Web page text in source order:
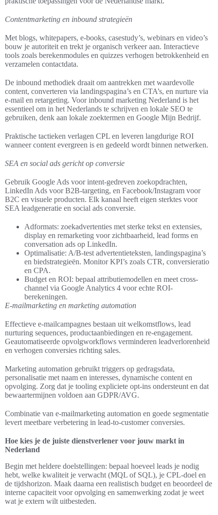
Contentmarketing en inbound strategieën
Met blogs, whitepapers, e-books, casestudy’s, webinars en video’s
bouw je autoriteit en trekt je organisch verkeer aan. Interactieve
tools zoals berekenmodules en quizzes verhogen betrokkenheid en
verzamelen contactdata.
De inbound methodiek draait om aantrekken met waardevolle
content, converteren via landingspagina’s en CTA’s, en nurture via
e-mail en retargeting. Voor inbound marketing Nederland is het
essentieel om in het Nederlands te schrijven en lokale SEO te
gebruiken, denk aan lokale zoektermen en Google Mijn Bedrijf.
Praktische tactieken verlagen CPL en leveren langdurige ROI
wanneer content evergreen is en gedeeld wordt binnen netwerken.
SEA en social ads gericht op conversie
Gebruik Google Ads voor intent-gedreven zoekopdrachten,
LinkedIn Ads voor B2B-targeting, en Facebook/Instagram voor
B2C en visuele producten. Elk kanaal heeft eigen sterktes voor
SEA leadgeneratie en social ads conversie.
Adformats: zoekadvertenties met sterke tekst en extensies,
display en remarketing voor zichtbaarheid, lead forms en
conversation ads op LinkedIn.
Optimalisatie: A/B-test advertentieteksten, landingspagina’s
en biedstrategieën. Monitor KPI’s zoals CTR, conversieratio
en CPA.
Budget en ROI: bepaal attributiemodellen en meet cross-
channel via Google Analytics 4 voor echte ROI-
berekeningen.
E-mailmarketing en marketing automation
Effectieve e-mailcampagnes bestaan uit welkomstflows, lead
nurturing sequences, productaanbiedingen en re-engagement.
Geautomatiseerde opvolgworkflows verminderen leadverlorenheid
en verhogen conversies richting sales.
Marketing automation gebruikt triggers op gedragsdata,
personalisatie met naam en interesses, dynamische content en
opvolging. Zorg dat je tooling expliciete opt-ins ondersteunt en dat
bewaartermijnen voldoen aan GDPR/AVG.
Combinatie van e-mailmarketing automation en goede segmentatie
levert meetbare verbetering in lead-to-customer conversies.
Hoe kies je de juiste dienstverlener voor jouw markt in
Nederland
Begin met heldere doelstellingen: bepaal hoeveel leads je nodig
hebt, welke kwaliteit je verwacht (MQL of SQL), je CPL-doel en
de tijdshorizon. Maak daarna een realistisch budget en beoordeel de
interne capaciteit voor opvolging en samenwerking zodat je weet
wat je extern wilt uitbesteden.